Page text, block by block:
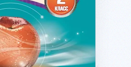
Подробнее...